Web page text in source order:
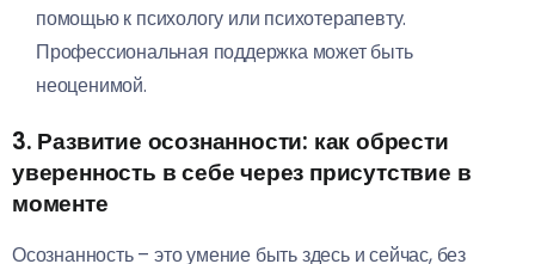
помощью к психологу или психотерапевту.
Профессиональная поддержка может быть
неоценимой.
3. Развитие осознанности: как обрести
уверенность в себе через присутствие в
моменте
Осознанность – это умение быть здесь и сейчас, без